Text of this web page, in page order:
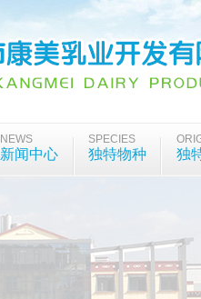
NEWS
新闻中心
SPECIES
独特物种 独